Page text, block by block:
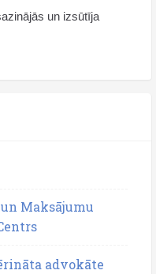
un izsūtīja
Maksājumu
advokāte